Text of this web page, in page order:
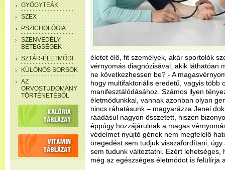
GYÓGYTEÁK
SZEX
PSZICHOLÓGIA
SZENVEDÉLY-
BETEGSÉGEK
SZTÁR-ÉLETMÓDI
KÜLÖNÖS SORSOK
AZ
ORVOSTUDOMÁNY
TÖRTÉNETÉBŐL
életet élő, fit személyek, akár sportolók
vérnyomás diagnózisával, akik láthatóan
ne következhessen be? - A
hogy multifaktoriális eredetű, vagyis több
manifesztálódásához. Számos ilyen
életmódunkkal, vannak azonban olyan
nincs ráhatásunk – magyarázza Jenei
ráadásul nagyon összetett, hiszen
éppúgy hozzájárulnak a magas
védelmet nyújtó gének nem megfelelő
öregedést sem tudjuk visszafordítani,
sem tudunk változtatni. Ezért lehetséges,
még az egészséges életmódot is felülírja